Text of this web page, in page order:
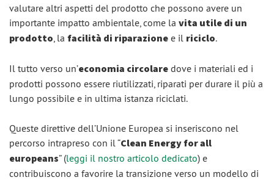
valutare altri aspetti del prodotto che possono avere un
importante impatto ambientale, come la vita utile di un
prodotto, la facilità di riparazione e il riciclo.
Il tutto verso un’economia circolare dove i materiali ed i
prodotti possono essere riutilizzati, riparati per durare il più a
lungo possibile e in ultima istanza riciclati.
Queste direttive dell’Unione Europea si inseriscono nel
percorso intrapreso con il “Clean Energy for all
europeans” (leggi il nostro articolo dedicato) e
contribuiscono a favorire la transizione verso un modello di